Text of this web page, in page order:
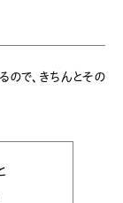
で、きちんとその